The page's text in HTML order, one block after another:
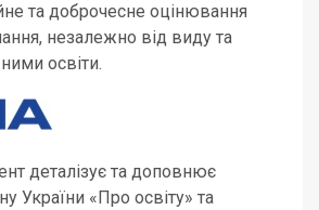
та доброчесне оцінювання
незалежно від виду та
освіти.
деталізує та доповнює
України «Про освіту» та